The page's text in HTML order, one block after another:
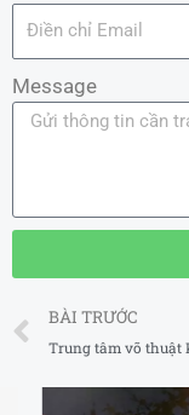
Message
Prev
BÀI TRƯỚC